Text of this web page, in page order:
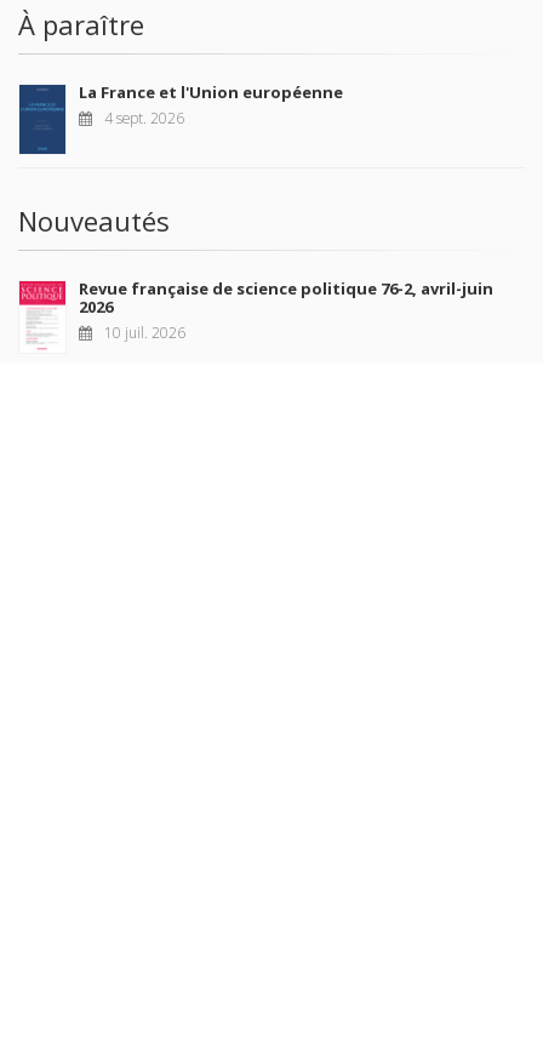
À paraître
La France et l'Union européenne
4 sept. 2026
Nouveautés
Revue française de science politique 76-2, avril-juin
2026
10 juil. 2026